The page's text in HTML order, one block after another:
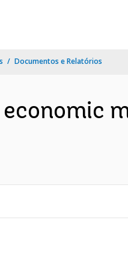
Documentos e Relatórios